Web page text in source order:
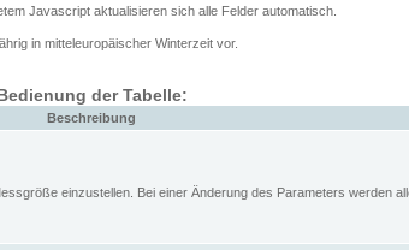
Javascript aktualisieren sich alle Felder automatisch.
in mitteleuropäischer Winterzeit vor.
der Tabelle:
Beschreibung
einzustellen. Bei einer Änderung des Parameters werden